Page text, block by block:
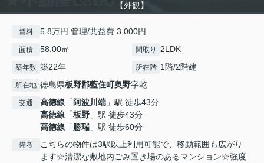
【外観】
賃料 5.8万円 管理/共益費 3,000円
面積 58.00㎡ 間取り 2LDK
築年数 築22年 所在階 1階/2階建
所在地 徳島県板野郡藍住町奥野字乾
交通 高徳線 「 阿波川端 」駅 徒歩43分
高徳線 「板野 」駅 徒歩43分
高徳線 「勝瑞 」駅 徒歩60分
備考
こちらの物件は3駅以上利用可能で、移動範囲も広がり
ます☆清潔な敷地内ごみ置き場のあるマンション☆強度